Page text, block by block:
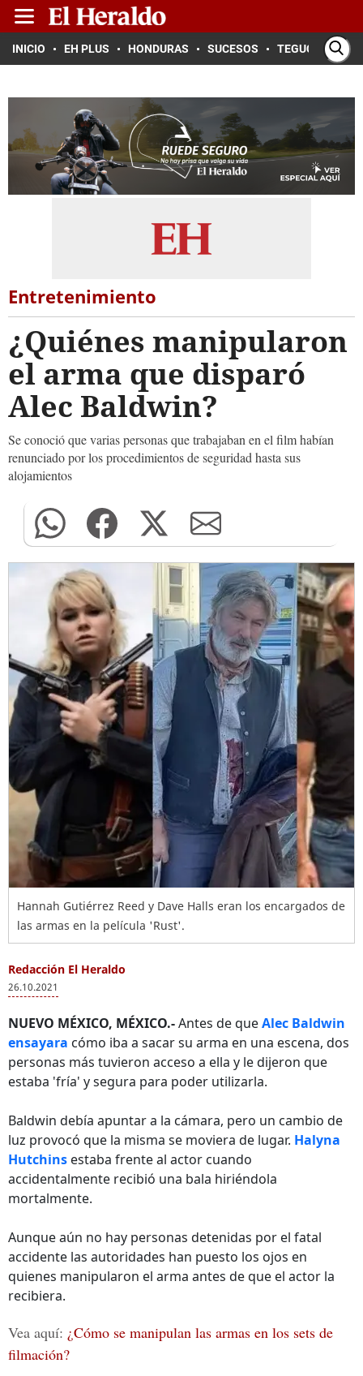
INICIO EH PLUS HONDURAS SUCESOS TEGUCIGALPA
Entretenimiento
¿Quiénes manipularon
el arma que disparó
Alec Baldwin?
Se conoció que varias personas que trabajaban en el film habían
renunciado por los procedimientos de seguridad hasta sus
alojamientos
Hannah Gutiérrez Reed y Dave Halls eran los encargados de
las armas en la película 'Rust'.
Redacción El Heraldo
26.10.2021
NUEVO MÉXICO, MÉXICO.-Antes de queAlec Baldwin
ensayara cómo iba a sacar su arma en una escena, dos
personas más tuvieron acceso a ella y le dijeron que
estaba 'fría' y segura para poder utilizarla.
Baldwin debía apuntar a la cámara, pero un cambio de
luz provocó que la misma se moviera de lugar. Halyna
Hutchins estaba frente al actor cuando
accidentalmente recibió una bala hiriéndola
mortalmente.
Aunque aún no hay personas detenidas por el fatal
accidente las autoridades han puesto los ojos en
quienes manipularon el arma antes de que el actor la
recibiera.
Vea aquí: ¿Cómo se manipulan las armas en los sets de
filmación?